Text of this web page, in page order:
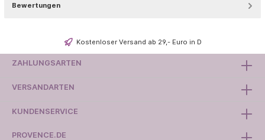
Bewertungen
Kostenloser Versand ab 29,- Euro in D
KUNDENSERVICE
PROVENCE.DE
ZAHLUNGSARTEN
VERSANDARTEN